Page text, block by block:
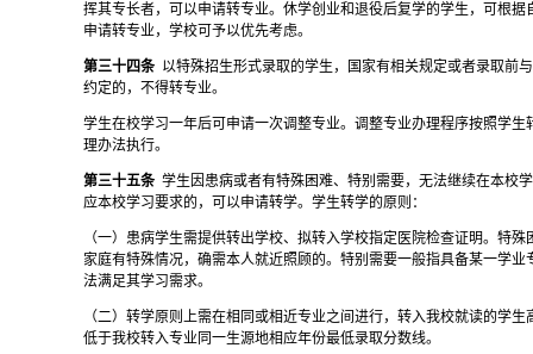
挥其专长者，可以申请转专业。休学创业和退役后复学的学生，可根据
申请转专业，学校可予以优先考虑。
第三十四条 以特殊招生形式录取的学生，国家有相关规定或者录取前
约定的，不得转专业。
学生在校学习一年后可申请一次调整专业。调整专业办理程序按照学生
理办法执行。
第三十五条 学生因患病或者有特殊困难、特别需要，无法继续在本校
应本校学习要求的，可以申请转学。学生转学的原则：
（一）患病学生需提供转出学校、拟转入学校指定医院检查证明。特殊
家庭有特殊情况，确需本人就近照顾的。特别需要一般指具备某一学业
法满足其学习需求。
（二）转学原则上需在相同或相近专业之间进行，转入我校就读的学生
低于我校转入专业同一生源地相应年份最低录取分数线。